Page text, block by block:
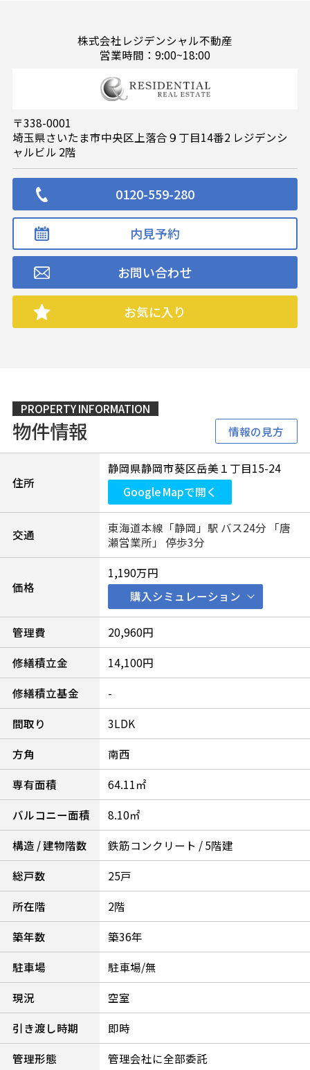
株式会社レジデンシャル不動産
営業時間：9:00~18:00
〒338-0001
埼玉県さいたま市中央区上落合９丁目14番2 レジデンシ
ャルビル 2階
0120-559-280
内見予約
お問い合わせ
お気に入り
PROPERTY INFORMATION
物件情報 情報の見方
住所
静岡県静岡市葵区岳美１丁目15-24
Google Mapで開く
交通
東海道本線「静岡」駅 バス24分 「唐
瀬営業所」 停歩3分
価格
1,190万円
購入シミュレーション
管理費
20,960円
修繕積立金
14,100円
修繕積立基金
-
間取り
3LDK
方角
南西
専有面積
64.11㎡
バルコニー面積
8.10㎡
構造 / 建物階数
鉄筋コンクリート / 5階建
総戸数
25戸
所在階
2階
築年数
築36年
駐車場
駐車場/無
現況
空室
引き渡し時期
即時
管理形態
管理会社に全部委託